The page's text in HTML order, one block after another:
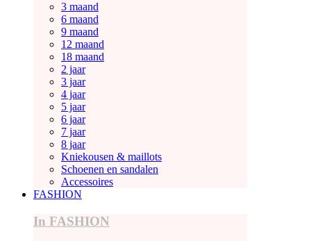
3 maand
6 maand
9 maand
12 maand
18 maand
2 jaar
3 jaar
4 jaar
5 jaar
6 jaar
7 jaar
8 jaar
Kniekousen & maillots
Schoenen en sandalen
Accessoires
FASHION
In FASHION